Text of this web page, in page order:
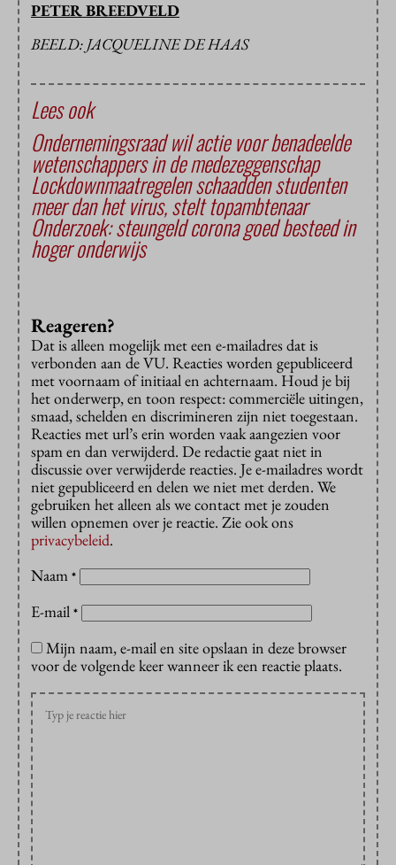
PETER BREEDVELD
BEELD: JACQUELINE DE HAAS
Lees ook
Ondernemingsraad wil actie voor benadeelde
wetenschappers in de medezeggenschap
Lockdownmaatregelen schaadden studenten
meer dan het virus, stelt topambtenaar
Onderzoek: steungeld corona goed besteed in
hoger onderwijs
Reageren?
Dat is alleen mogelijk met een e-mailadres dat is
verbonden aan de VU. Reacties worden gepubliceerd
met voornaam of initiaal en achternaam. Houd je bij
het onderwerp, en toon respect: commerciële uitingen,
smaad, schelden en discrimineren zijn niet toegestaan.
Reacties met url’s erin worden vaak aangezien voor
spam en dan verwijderd. De redactie gaat niet in
discussie over verwijderde reacties. Je e-mailadres wordt
niet gepubliceerd en delen we niet met derden. We
gebruiken het alleen als we contact met je zouden
willen opnemen over je reactie. Zie ook ons
privacybeleid.
Naam *
E-mail *
Mijn naam, e-mail en site opslaan in deze browser
voor de volgende keer wanneer ik een reactie plaats.